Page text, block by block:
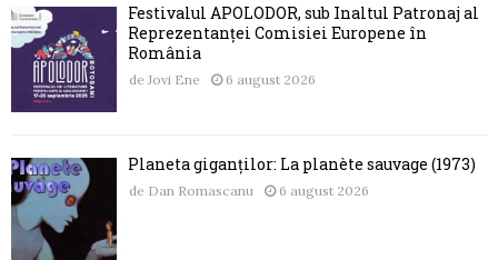
Festivalul APOLODOR, sub Înaltul Patronaj al
Reprezentanței Comisiei Europene în
România
de Jovi Ene 6 august 2026
Planeta giganților: La planète sauvage (1973)
de Dan Romascanu 6 august 2026